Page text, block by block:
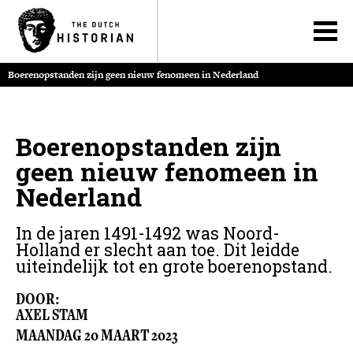
Boerenopstanden zijn geen nieuw fenomeen in Nederland
Boerenopstanden zijn
geen nieuw fenomeen in
Nederland
In de jaren 1491-1492 was Noord-
Holland er slecht aan toe. Dit leidde
uiteindelijk tot en grote boerenopstand.
DOOR:
AXEL STAM
MAANDAG20MAART2023